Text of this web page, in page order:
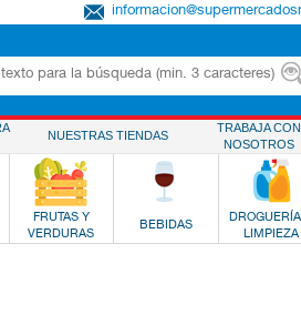
NUESTRAS TIENDAS
TRABAJA CON
NOSOTROS
FRUTAS Y
VERDURAS
BEBIDAS
LIMPIEZA